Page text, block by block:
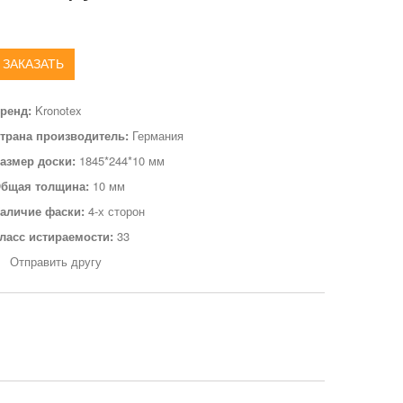
ЗАКАЗАТЬ
Kronotex
производитель: Германия
доски: 1845*244*10 мм
толщина: 10 мм
фаски: 4-х сторон
истираемости: 33
Отправить другу